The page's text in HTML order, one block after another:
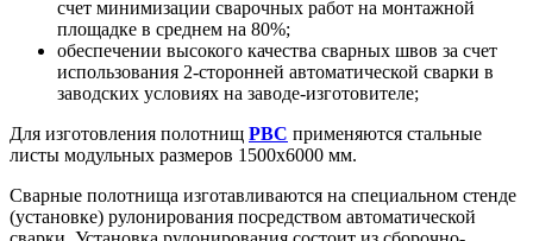
счет минимизации сварочных работ на монтажной
площадке в среднем на 80%;
обеспечении высокого качества сварных швов за счет
использования 2-сторонней автоматической сварки в
заводских условиях на заводе-изготовителе;
Для изготовления полотнищ РВС применяются стальные
листы модульных размеров 1500х6000 мм.
Сварные полотнища изготавливаются на специальном стенде
(установке) рулонирования посредством автоматической